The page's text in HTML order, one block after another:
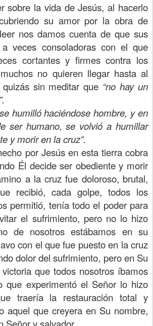
sobre la vida de Jesús, al hacerlo
su amor por la obra de
nos damos cuenta de que sus
veces consoladoras con el que
cortantes y firmes contra los
no quieren llegar hasta al
sin meditar que “no hay un
humilló haciéndose hombre, y en
ser humano, se volvió a humillar
y morir en la cruz”.
por Jesús en esta tierra cobra
Él decide ser obediente y morir
a la cruz fue doloroso, brutal,
recibió, cada golpe, todos los
permitió, tenía todo el poder para
el sufrimiento, pero no lo hizo
de nosotros estábamos en su
con el que fue puesto en la cruz
dolor del sufrimiento, pero en Su
que todos nosotros íbamos
que experimentó el Señor lo hizo
traería la restauración total y
aquel que creyera en Su nombre,